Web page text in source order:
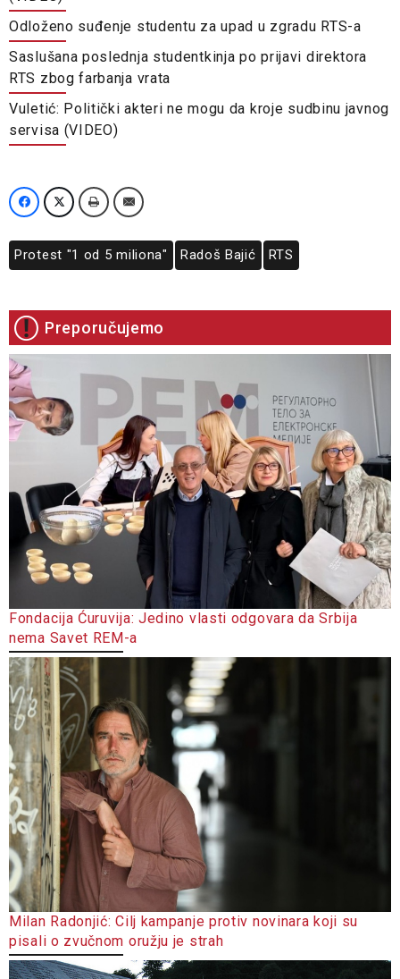
Odloženo suđenje studentu za upad u zgradu RTS-a
Saslušana poslednja studentkinja po prijavi direktora
RTS zbog farbanja vrata
Vuletić: Politički akteri ne mogu da kroje sudbinu javnog
servisa (VIDEO)
Protest "1 od 5 miliona" Radoš Bajić RTS
Preporučujemo
Fondacija Ćuruvija: Jedino vlasti odgovara da Srbija
nema Savet REM-a
Milan Radonjić: Cilj kampanje protiv novinara koji su
pisali o zvučnom oružju je strah